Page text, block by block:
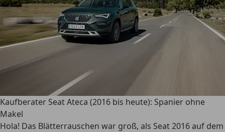
Kaufberater Seat Ateca (2016 bis heute): Spanier ohne
Makel
Hola! Das Blätterrauschen war groß, als Seat 2016 auf dem